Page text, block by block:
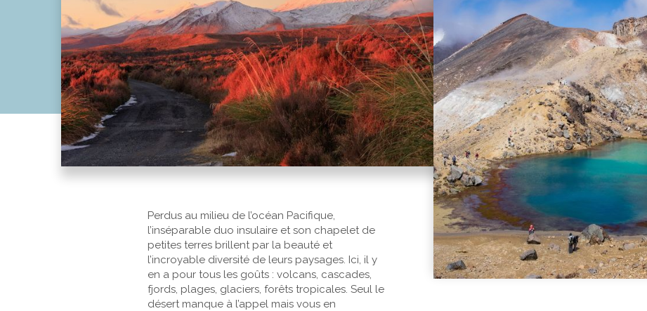
Perdus au milieu de l’océan Pacifique,
l’inséparable duo insulaire et son chapelet de
petites terres brillent par la beauté et
l’incroyable diversité de leurs paysages. Ici, il y
en a pour tous les goûts : volcans, cascades,
fjords, plages, glaciers, forêts tropicales. Seul le
désert manque à l’appel mais vous en